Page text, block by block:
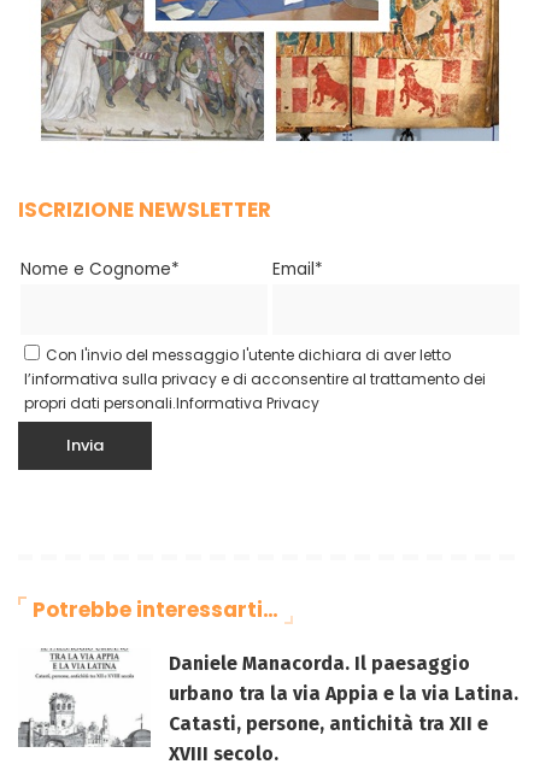
ISCRIZIONE NEWSLETTER
Nome e Cognome* Email*
Con l'invio del messaggio l'utente dichiara di aver letto
l’informativa sulla privacy e di acconsentire al trattamento dei
propri dati personali.Informativa Privacy
Potrebbe interessarti…
Daniele Manacorda. Il paesaggio
urbano tra la via Appia e la via Latina.
Catasti, persone, antichità tra XII e
XVIII secolo.